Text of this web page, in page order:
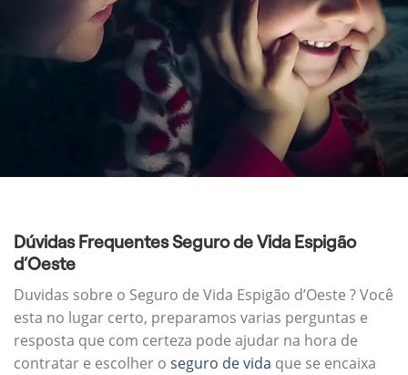
Dúvidas Frequentes Seguro de Vida Espigão
d’Oeste
Duvidas sobre o Seguro de Vida Espigão d’Oeste ? Você
esta no lugar certo, preparamos varias perguntas e
resposta que com certeza pode ajudar na hora de
contratar e escolher o seguro de vida que se encaixa